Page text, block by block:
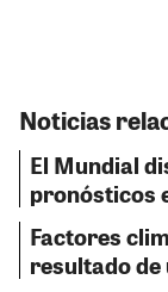
Noticias
El Mundial
pronósticos
Factores
resultado